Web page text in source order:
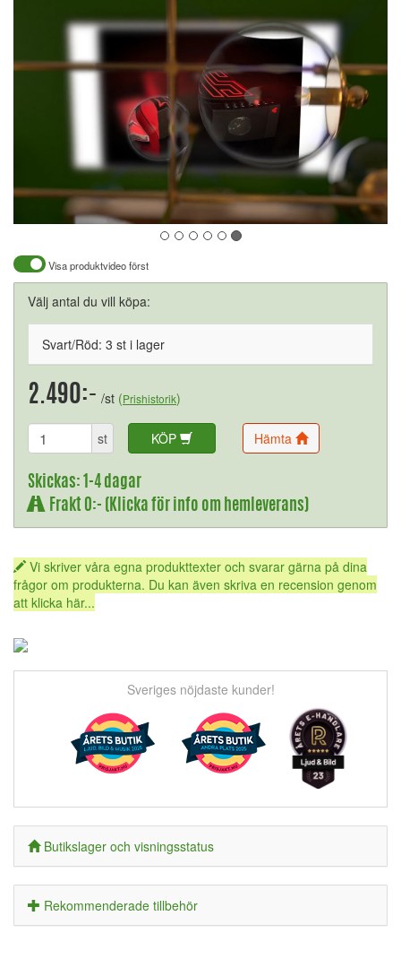
Visa produktvideo först
Välj antal du vill köpa:
Svart/Röd: 3 st i lager
2.490:- /st (Prishistorik)
st KÖP Hämta
Skickas: 1-4 dagar
Frakt 0:- (Klicka för info om hemleverans)
Vi skriver våra egna produkttexter och svarar gärna på dina
frågor om produkterna. Du kan även skriva en recension genom
att klicka här...
Sveriges nöjdaste kunder!
Butikslager och visningsstatus
Rekommenderade tillbehör